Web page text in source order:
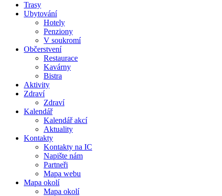
Trasy
Ubytování
Hotely
Penziony
V soukromí
Občerstvení
Restaurace
Kavárny
Bistra
Aktivity
Zdraví
Zdraví
Kalendář
Kalendář akcí
Aktuality
Kontakty
Kontakty na IC
Napište nám
Partneři
Mapa webu
Mapa okolí
Mapa okolí